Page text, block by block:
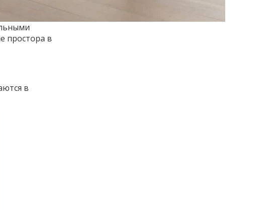
простора в
в